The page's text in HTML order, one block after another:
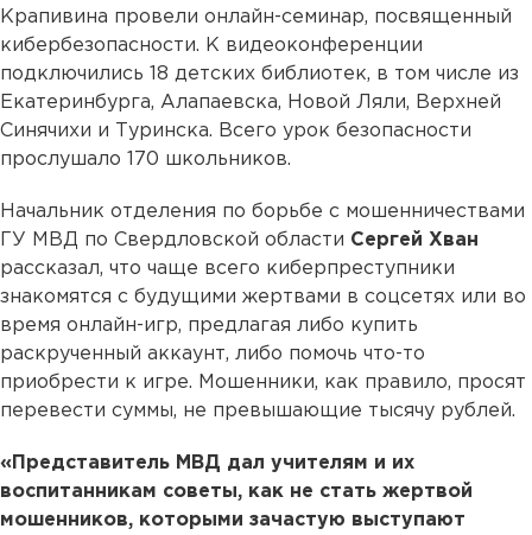
Крапивина провели онлайн-семинар, посвященный
кибербезопасности. К видеоконференции
подключились 18 детских библиотек, в том числе из
Екатеринбурга, Алапаевска, Новой Ляли, Верхней
Синячихи и Туринска. Всего урок безопасности
прослушало 170 школьников.
Начальник отделения по борьбе с мошенничествами
ГУ МВД по Свердловской области Сергей Хван
рассказал, что чаще всего киберпреступники
знакомятся с будущими жертвами в соцсетях или во
время онлайн-игр, предлагая либо купить
раскрученный аккаунт, либо помочь что-то
приобрести к игре. Мошенники, как правило, просят
перевести суммы, не превышающие тысячу рублей.
«Представитель МВД дал учителям и их
воспитанникам советы, как не стать жертвой
мошенников, которыми зачастую выступают